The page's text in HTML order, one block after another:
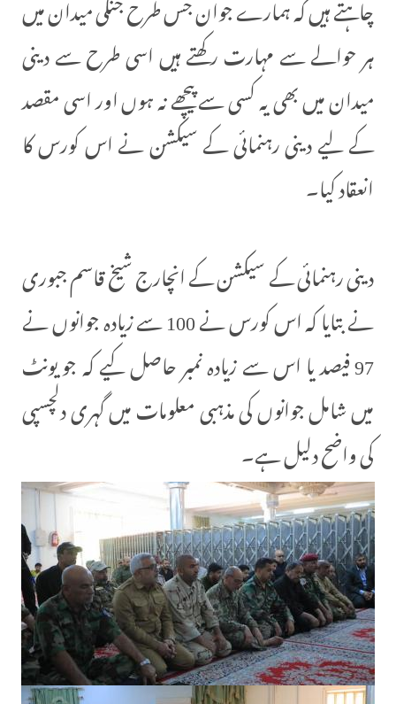
ہر حوالے سے مہارت رکھتے ہیں اسی طرح سے دینی
میدان میں بھی یہ کسی سے پیچھے نہ ہوں اور اسی مقصد
کے لیے دینی رہنمائی کے سیکشن نے اس کورس کا
انعقاد کیا۔
دینی رہنمائی کے سیکشن کے انچارج شیخ قاسم جبوری
نے بتایا کہ اس کورس نے 100 سے زیادہ جوانوں نے
97 فیصد یا اس سے زیادہ نمبر حاصل کیے کہ جو یونٹ
میں شامل جوانوں کی مذہبی معلومات میں گہری دلچسپی
کی واضح دلیل ہے۔